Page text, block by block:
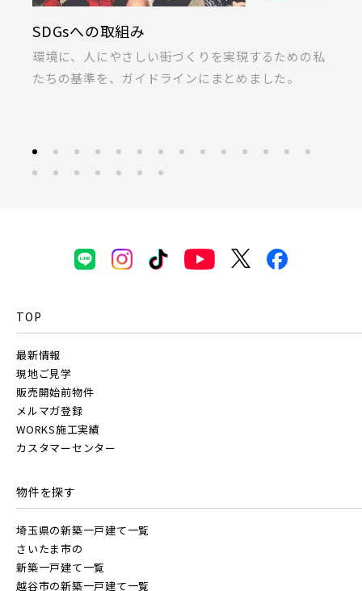
SDGsへの取組み
環境に、人にやさしい街づくりを実現するための私
たちの基準を、ガイドラインにまとめました。
TOP
最新情報
現地ご見学
販売開始前物件
メルマガ登録
WORKS施工実績
カスタマーセンター
物件を探す
埼玉県の新築一戸建て一覧
さいたま市の
新築一戸建て一覧
越谷市の新築一戸建て一覧